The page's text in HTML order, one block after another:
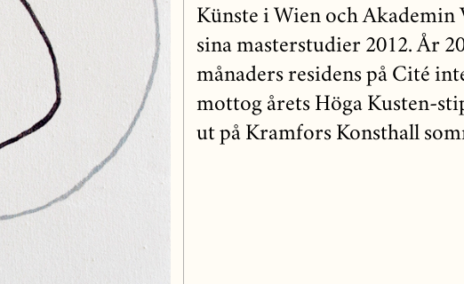
Künste i Wien och Akademin
sina masterstudier 2012. År
månaders residens på Cité
mottog årets Höga Kusten-
ut på Kramfors Konsthall